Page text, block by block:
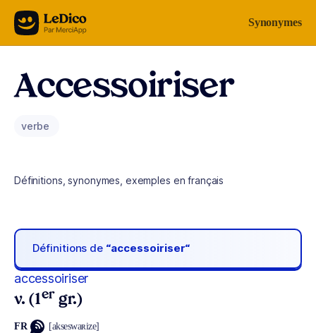
Aller au contenu Synonymes
Accessoiriser
verbe
Définitions, synonymes, exemples en français
Définitions de “accessoiriser“
accessoiriser
v. (1er gr.)
FR [akseswaʀize]